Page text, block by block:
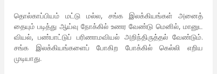
தொல்காப்பியம் மட்டு மல்ல, சங்க இலக்கியங்கள் அனைத்
தையும் படித்து ஆய்வு நோக்கில் உணர வேண்டு மெனில், மானுட
வியல், பண்பாட்டுப் பரிணாமவியல் அறிந்திருத்தல் வேண்டும்.
சங்க இலக்கியங்களைப் போகிற போக்கில் கெல்லி எறிய
முடியாது.